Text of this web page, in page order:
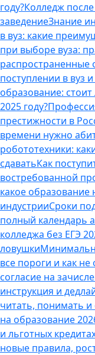
году?Колледж
заведениеЗнание
в вуз: какие
при выборе вуза:
распространенные
поступлении в вуз
образование:
2025 году?
престижности в
времени нужно
робототехники:
сдаватьКак
востребованной
какое
индустрииСроки
полный календарь
колледжа без ЕГЭ
ловушки
все пороги и как не
согласие на
инструкция и
читать, понимать
на образование
и льготных
новые правила,